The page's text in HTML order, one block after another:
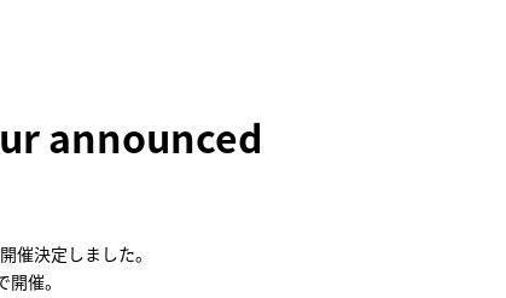
announced
催決定しました。
催。